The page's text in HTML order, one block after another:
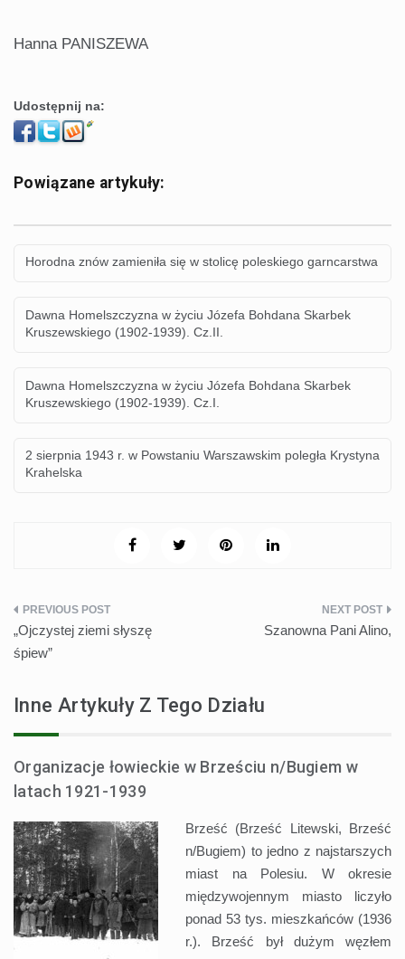
Hanna PANISZEWA
Udostępnij na:
Powiązane artykuły:
Horodna znów zamieniła się w stolicę poleskiego garncarstwa
Dawna Homelszczyzna w życiu Józefa Bohdana Skarbek
Kruszewskiego (1902-1939). Cz.II.
Dawna Homelszczyzna w życiu Józefa Bohdana Skarbek
Kruszewskiego (1902-1939). Cz.I.
2 sierpnia 1943 r. w Powstaniu Warszawskim poległa Krystyna
Krahelska
Nawigacja
wpisu
„Ojczystej ziemi słyszę
śpiew”
Szanowna Pani Alino,
Inne Artykuły Z Tego Działu
Organizacje łowieckie w Brześciu n/Bugiem w
latach 1921-1939
Brześć (Brześć Litewski, Brześć
n/Bugiem) to jedno z najstarszych
miast na Polesiu. W okresie
międzywojennym miasto liczyło
ponad 53 tys. mieszkańców (1936
r.). Brześć był dużym węzłem